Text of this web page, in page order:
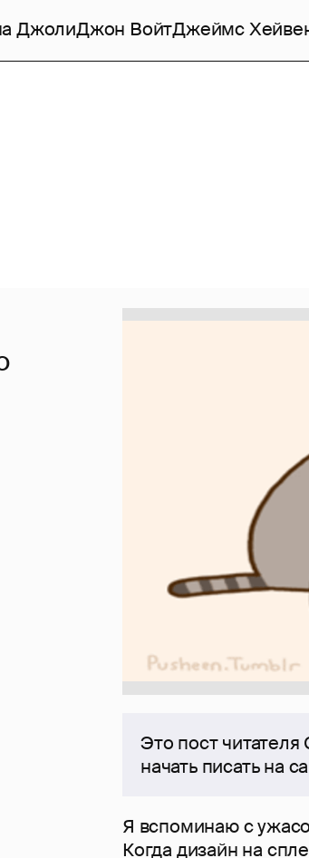
ДжолиДжон ВойтДжеймс
Это пост читателя
начать писать на
Я вспоминаю с
Когда дизайн на